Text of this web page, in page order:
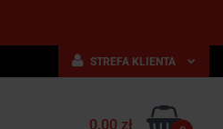
STREFA KLIENTA
Zaloguj się
0,00 zł